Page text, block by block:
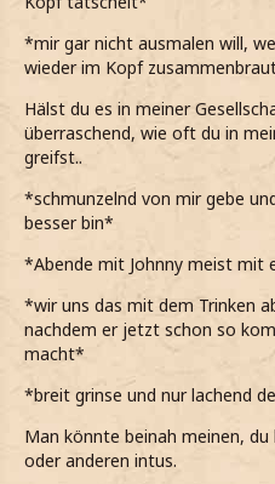
*mir gar nicht ausmalen will,
wieder im Kopf
Hälst du es in meiner
überraschend, wie oft du in
greifst..
*schmunzelnd von mir gebe
besser bin*
*Abende mit Johnny meist mit
*wir uns das mit dem Trinken
nachdem er jetzt schon so
macht*
*breit grinse und nur lachend
Man könnte beinah meinen,
oder anderen intus.